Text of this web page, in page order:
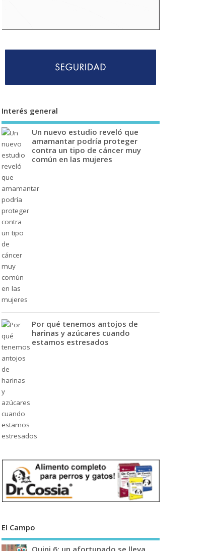
Interés general
Un nuevo estudio reveló que
amamantar podría proteger
contra un tipo de cáncer muy
común en las mujeres
Por qué tenemos antojos de
harinas y azúcares cuando
estamos estresados
El Campo
Quini 6: un afortunado se lleva